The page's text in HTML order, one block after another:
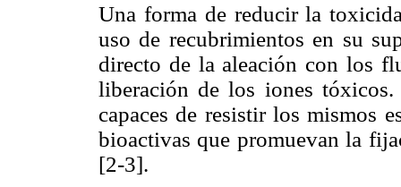
Una forma de reducir la
uso de recubrimientos en su
directo de la aleación con los
liberación de los iones tóxicos.
capaces de resistir los mismos
bioactivas que promuevan la
[2-3].